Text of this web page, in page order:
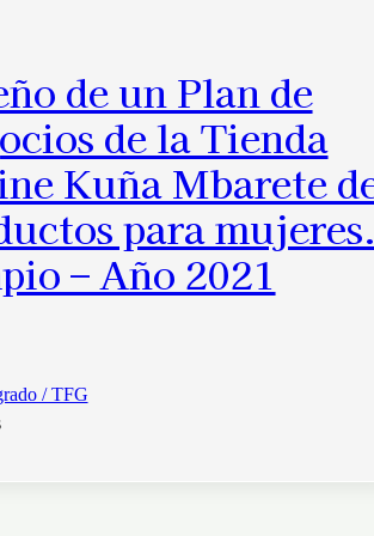
de un Plan de
de la Tienda
Kuña Mbarete
para
– Año 2021
/ TFG